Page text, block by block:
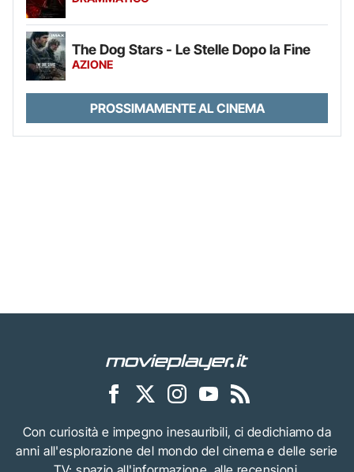
The Dog Stars - Le Stelle Dopo la Fine
AZIONE
PROSSIMAMENTE AL CINEMA
Con curiosità e impegno inesauribili, ci dedichiamo da
anni all'esplorazione del mondo del cinema e delle serie